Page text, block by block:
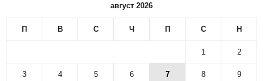
август 2026
П В С Ч П С Н
1 2
3 4 5 6 7 8 9